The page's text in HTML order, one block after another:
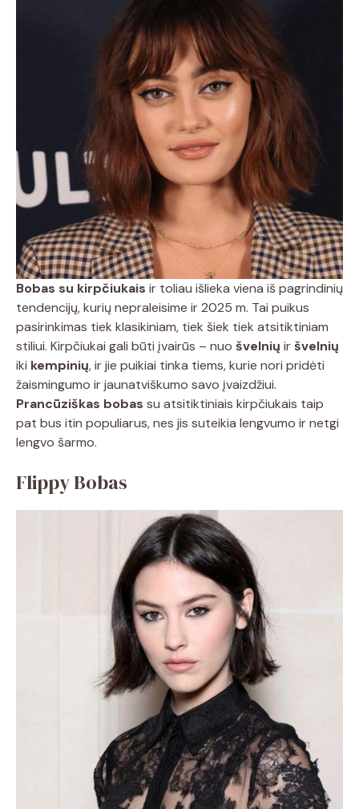
Bobas su kirpčiukais ir toliau išlieka viena iš pagrindinių
tendencijų, kurių nepraleisime ir 2025 m. Tai puikus
pasirinkimas tiek klasikiniam, tiek šiek tiek atsitiktiniam
stiliui. Kirpčiukai gali būti įvairūs – nuo švelnių iršvelnių
iki kempinių, ir jie puikiai tinka tiems, kurie nori pridėti
žaismingumo ir jaunatviškumo savo įvaizdžiui.
Prancūziškas bobas su atsitiktiniais kirpčiukais taip
pat bus itin populiarus, nes jis suteikia lengvumo ir netgi
lengvo šarmo.
Flippy Bobas